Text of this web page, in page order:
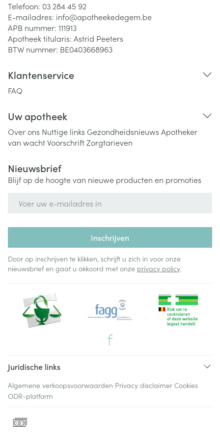
Telefoon: 03 284 45 92
E-mailadres: info@apotheekedegem.be
APB nummer: 111913
Apotheek titularis: Astrid Peeters
BTW nummer: BE0403668963
Klantenservice
FAQ
Uw apotheek
Over ons Nuttige links Gezondheidsnieuws Apotheker
van wachtVoorschriftZorgtarieven
Nieuwsbrief
Blijf op de hoogte van nieuwe producten en promoties
Inschrijven
Door op inschrijven te klikken, schrijft u zich in voor onze
nieuwsbrief en gaat u akkoord met onze privacy policy.
Juridische links
Algemene verkoopsvoorwaarden Privacy disclaimer Cookies
ODR-platform